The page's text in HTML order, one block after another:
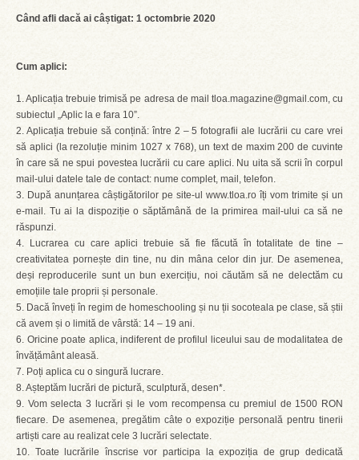
Când afli dacă ai câștigat: 1 octombrie 2020
Cum aplici:
1. Aplicația trebuie trimisă pe adresa de mail tloa.magazine@gmail.com, cu
subiectul „Aplic la e fara 10”.
2. Aplicația trebuie să conțină: între 2 – 5 fotografii ale lucrării cu care vrei
să aplici (la rezoluție minim 1027 x 768), un text de maxim 200 de cuvinte
în care să ne spui povestea lucrării cu care aplici. Nu uita să scrii în corpul
mail-ului datele tale de contact: nume complet, mail, telefon.
3. După anunțarea câștigătorilor pe site-ul www.tloa.ro îți vom trimite și un
e-mail. Tu ai la dispoziție o săptămână de la primirea mail-ului ca să ne
răspunzi.
4. Lucrarea cu care aplici trebuie să fie făcută în totalitate de tine –
creativitatea pornește din tine, nu din mâna celor din jur. De asemenea,
deși reproducerile sunt un bun exercițiu, noi căutăm să ne delectăm cu
emoțiile tale proprii și personale.
5. Dacă înveți în regim de homeschooling și nu ții socoteala pe clase, să știi
că avem și o limită de vârstă: 14 – 19 ani.
6. Oricine poate aplica, indiferent de profilul liceului sau de modalitatea de
învățământ aleasă.
7. Poți aplica cu o singură lucrare.
8. Așteptăm lucrări de pictură, sculptură, desen*.
9. Vom selecta 3 lucrări și le vom recompensa cu premiul de 1500 RON
fiecare. De asemenea, pregătim câte o expoziție personală pentru tinerii
artiști care au realizat cele 3 lucrări selectate.
10. Toate lucrările înscrise vor participa la expoziția de grup dedicată